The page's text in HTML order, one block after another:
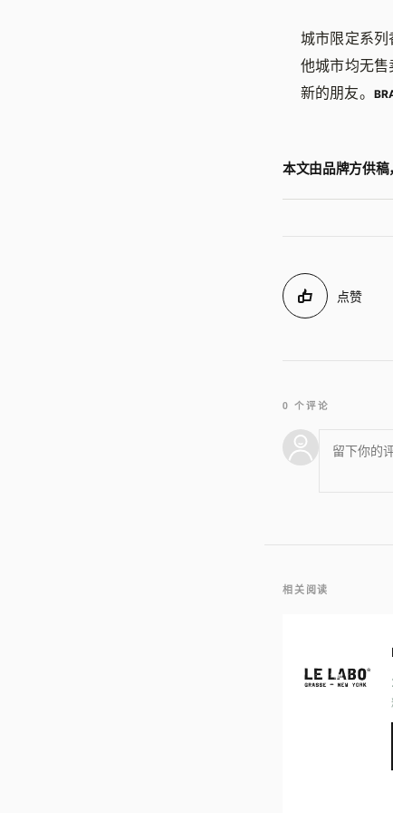
城市限定系
他城市均无
新的朋友。
本文由品牌方供稿
点赞
0 个评论
相关阅读